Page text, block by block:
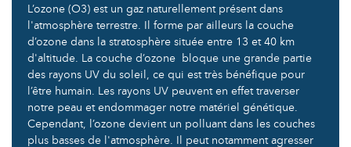
L’ozone (O3) est un gaz naturellement présent dans
l'atmosphère terrestre. Il forme par ailleurs la couche
d’ozone dans la stratosphère située entre 13 et 40 km
d'altitude. La couche d’ozone bloque une grande partie
des rayons UV du soleil, ce qui est très bénéfique pour
l’être humain. Les rayons UV peuvent en effet traverser
notre peau et endommager notre matériel génétique.
Cependant, l’ozone devient un polluant dans les couches
plus basses de l'atmosphère. Il peut notamment agresser